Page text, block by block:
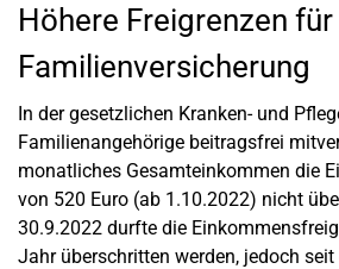
Höhere Freigrenzen für
Familienversicherung
In der gesetzlichen Kranken- und
Familienangehörige beitragsfrei
monatliches Gesamteinkommen die
von 520 Euro (ab 1.10.2022) nicht
30.9.2022 durfte die
Jahr überschritten werden, jedoch